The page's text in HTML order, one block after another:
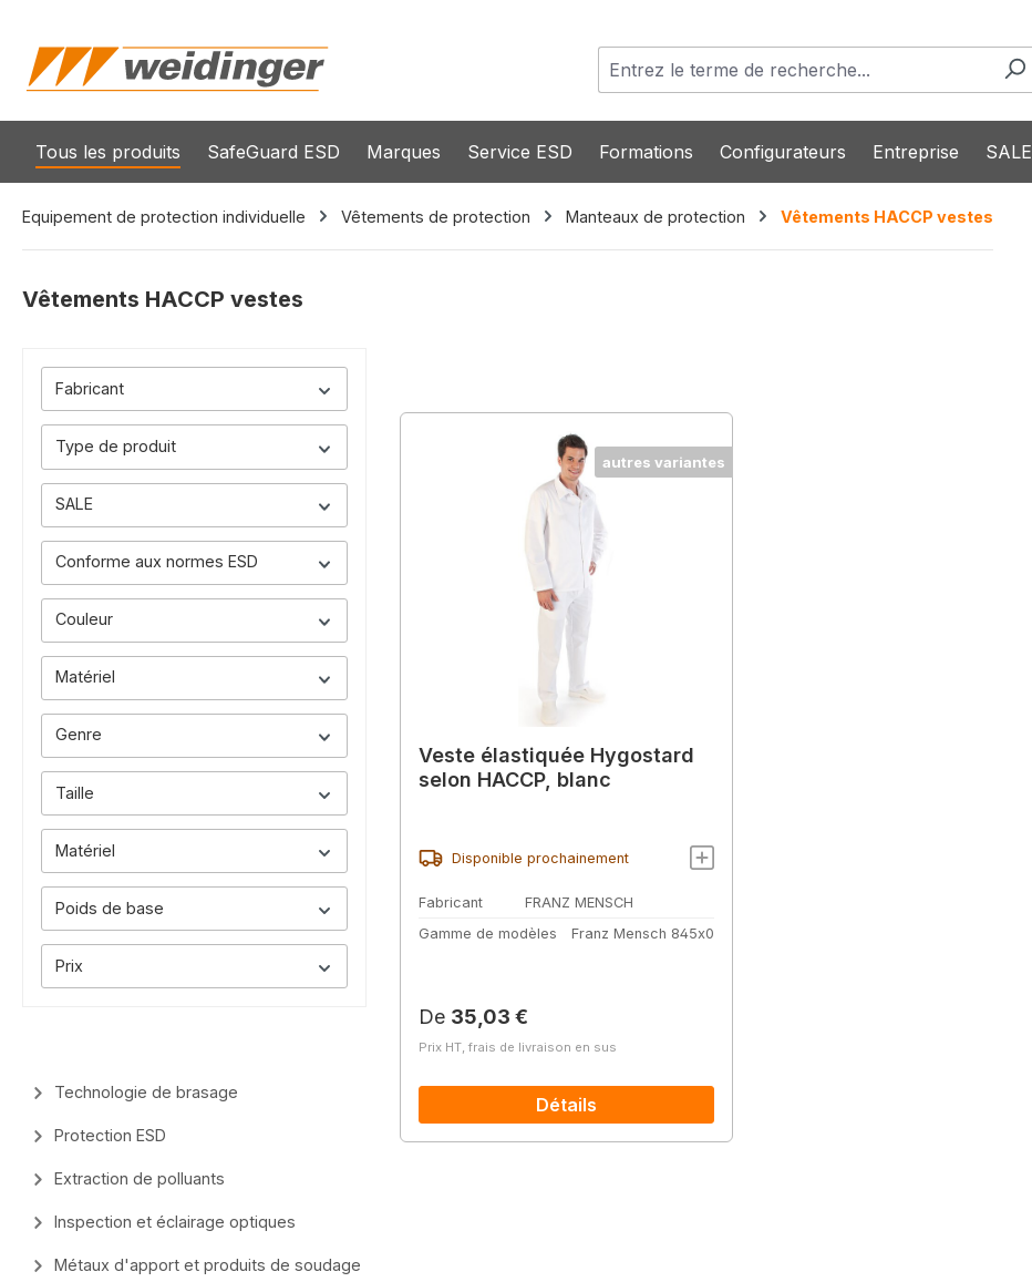
Tous les produits SafeGuard ESD Marques Service ESD Formations Configurateurs Entreprise SALE
Equipement de protection individuelle Vêtements de protection Manteaux de protection Vêtements HACCP vestes
Vêtements HACCP vestes
Fabricant
Type de produit
SALE
Conforme aux normes ESD
Couleur
Matériel
Genre
Taille
Matériel
Poids de base
Prix
Technologie de brasage
Protection ESD
Extraction de polluants
Inspection et éclairage optiques
Métaux d'apport et produits de soudage
autres variantes
Veste élastiquée Hygostard
selon HACCP, blanc
Disponible prochainement
Fabricant
FRANZ MENSCH
Gamme de modèles
Franz Mensch 845x0
Prix régulier :
De 35,03 €
Prix HT, frais de livraison en sus
Détails